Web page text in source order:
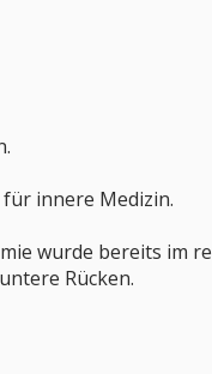
innere Medizin.
wurde bereits im re
Rücken.